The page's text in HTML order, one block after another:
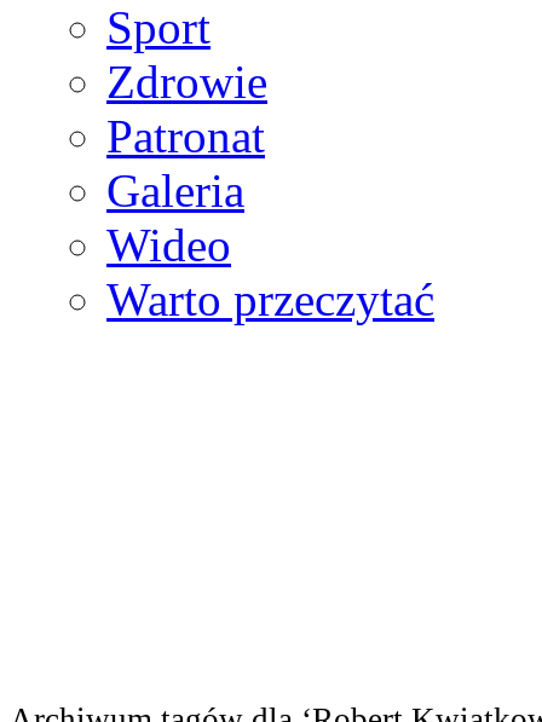
Sport
Zdrowie
Patronat
Galeria
Wideo
Warto przeczytać